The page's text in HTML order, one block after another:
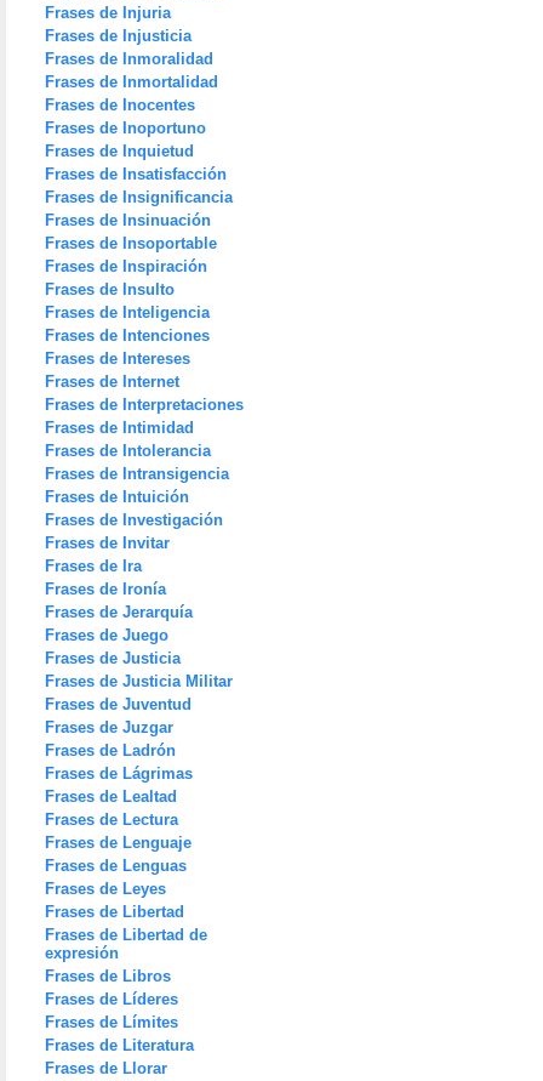
Frases de Injuria
Frases de Injusticia
Frases de Inmoralidad
Frases de Inmortalidad
Frases de Inocentes
Frases de Inoportuno
Frases de Inquietud
Frases de Insatisfacción
Frases de Insignificancia
Frases de Insinuación
Frases de Insoportable
Frases de Inspiración
Frases de Insulto
Frases de Inteligencia
Frases de Intenciones
Frases de Intereses
Frases de Internet
Frases de Interpretaciones
Frases de Intimidad
Frases de Intolerancia
Frases de Intransigencia
Frases de Intuición
Frases de Investigación
Frases de Invitar
Frases de Ira
Frases de Ironía
Frases de Jerarquía
Frases de Juego
Frases de Justicia
Frases de Justicia Militar
Frases de Juventud
Frases de Juzgar
Frases de Ladrón
Frases de Lágrimas
Frases de Lealtad
Frases de Lectura
Frases de Lenguaje
Frases de Lenguas
Frases de Leyes
Frases de Libertad
Frases de Libertad de
expresión
Frases de Libros
Frases de Líderes
Frases de Límites
Frases de Literatura
Frases de Llorar